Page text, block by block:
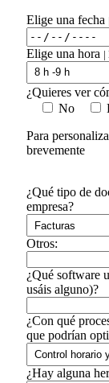
Elige una fecha
Elige una hora |
¿Quieres ver
No
Para
brevemente
¿Qué tipo de
empresa?
Otros:
¿Qué software
usáis alguno)?
¿Con qué
que podrían
¿Hay alguna